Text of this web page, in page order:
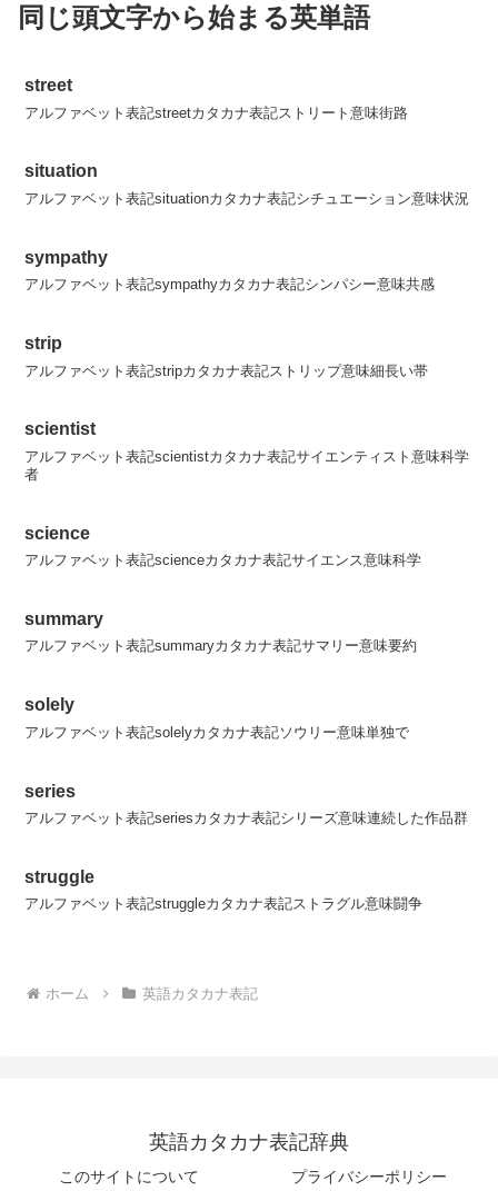
同じ頭文字から始まる英単語
street
アルファベット表記streetカタカナ表記ストリート意味街路
situation
アルファベット表記situationカタカナ表記シチュエーション意味状況
sympathy
アルファベット表記sympathyカタカナ表記シンパシー意味共感
strip
アルファベット表記stripカタカナ表記ストリップ意味細長い帯
scientist
アルファベット表記scientistカタカナ表記サイエンティスト意味科学
者
science
アルファベット表記scienceカタカナ表記サイエンス意味科学
summary
アルファベット表記summaryカタカナ表記サマリー意味要約
solely
アルファベット表記solelyカタカナ表記ソウリー意味単独で
series
アルファベット表記seriesカタカナ表記シリーズ意味連続した作品群
struggle
アルファベット表記struggleカタカナ表記ストラグル意味闘争
ホーム 英語カタカナ表記
英語カタカナ表記辞典
このサイトについて プライバシーポリシー